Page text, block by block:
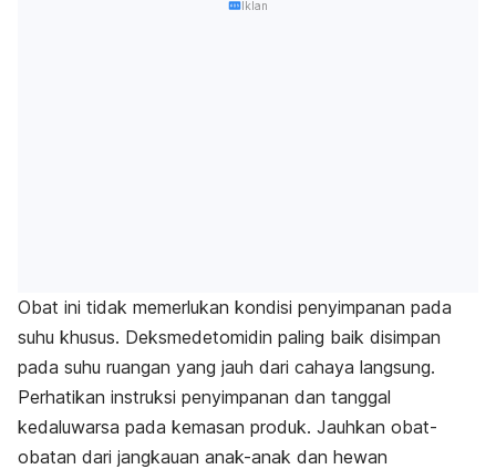
Iklan
Obat ini tidak memerlukan kondisi penyimpanan pada
suhu khusus. Deksmedetomidin paling baik disimpan
pada suhu ruangan yang jauh dari cahaya langsung.
Perhatikan instruksi penyimpanan dan tanggal
kedaluwarsa pada kemasan produk. Jauhkan obat-
obatan dari jangkauan anak-anak dan hewan